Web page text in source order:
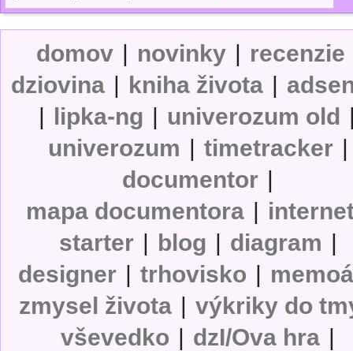
domov | novinky | recenzie
dziovina | kniha života |
| lipka-ng | univerozum old
univerozum | timetracker |
documentor |
mapa documentora |
starter | blog | diagram |
designer | trhovisko |
zmysel života | výkriky do
vševedko | dzI/Ova hra |